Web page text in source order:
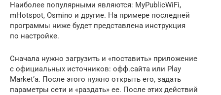
Наиболее популярными являются: MyPublicWiFi,
mHotspot, Osmino и другие. На примере последней
программы ниже будет представлена инструкция
по настройке.
Сначала нужно загрузить и «поставить» приложение
с официальных источников: офф.сайта или Play
Market’a. После этого нужно открыть его, задать
параметры сети и «раздать» ее. После этих действий